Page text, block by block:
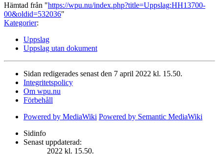
Hämtad från "https://wpu.nu/index.php?title=Uppslag:HH13700-
00&oldid=532036"
Kategorier:
Uppslag
Uppslag utan dokument
Sidan redigerades senast den 7 april 2022 kl. 15.50.
Integritetspolicy
Om wpu.nu
Förbehåll
Powered by MediaWiki Powered by Semantic MediaWiki
Sidinfo
Senast uppdaterad:
2022 kl. 15.50.